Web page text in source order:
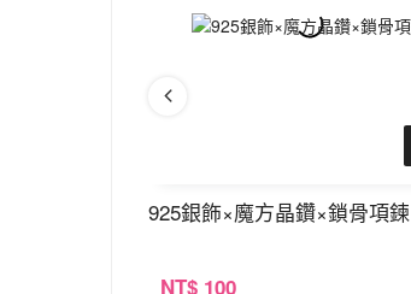
925銀飾×魔方晶鑽×鎖骨項鍊
NT$ 100